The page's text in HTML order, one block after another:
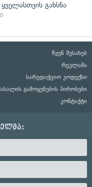
გახსნა
ჩვენ შესახებ
რეკლამა
სარედაქციო კოდექსი
გამოყენების პირობები
კონტაქტი